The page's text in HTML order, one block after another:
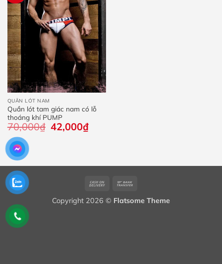
QUẦN LÓT NAM
Quần lót tam giác nam có lỗ
thoáng khí PUMP
70,000₫ Giá
gốc
42,000₫Giá
hiện
Cash
Delivery
Copyright 2026 © Flatsome Theme